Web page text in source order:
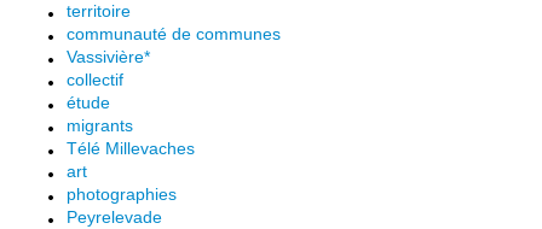
territoire
communauté de communes
Vassivière*
collectif
étude
migrants
Télé Millevaches
art
photographies
Peyrelevade